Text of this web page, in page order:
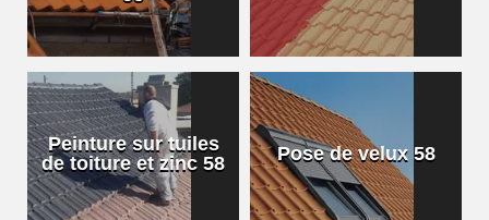
Peinture sur tuiles
de toiture et zinc 58
Pose de velux 58